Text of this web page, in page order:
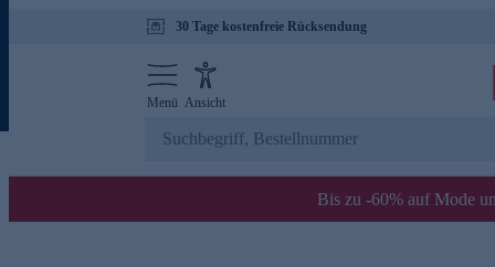
30 Tage kostenfreie Rücksendung
Menü Ansicht
Bis zu -60% auf Mode